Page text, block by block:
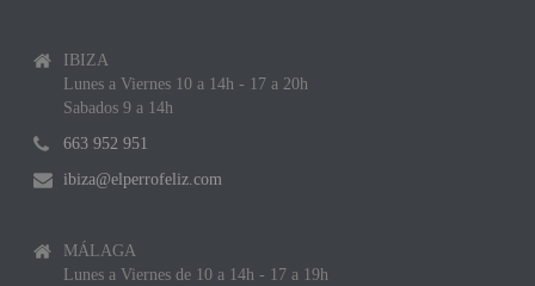
IBIZA
Lunes a Viernes 10 a 14h - 17 a 20h
Sabados 9 a 14h
663 952 951
ibiza@elperrofeliz.com
MÁLAGA
Lunes a Viernes de 10 a 14h - 17 a 19h